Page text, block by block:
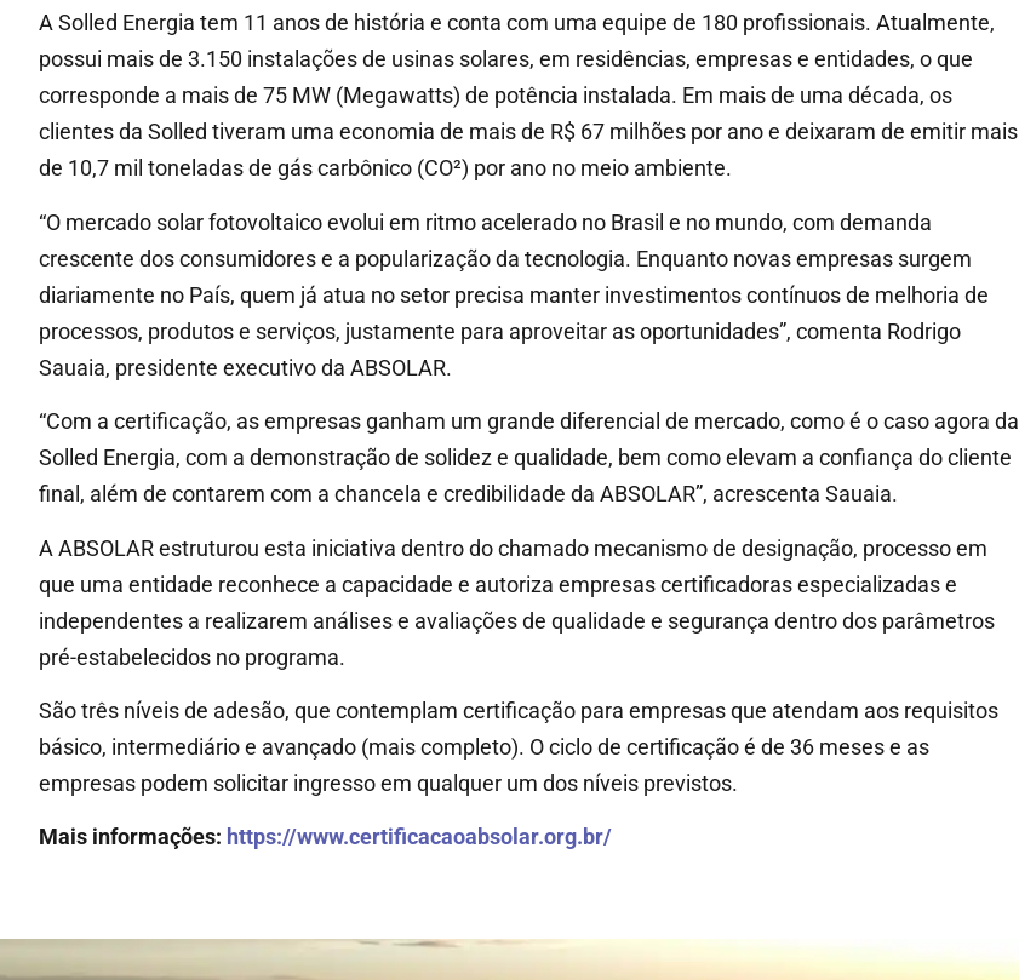
A Solled Energia tem 11 anos de história e conta com uma equipe de 180 profissionais. Atualmente,
possui mais de 3.150 instalações de usinas solares, em residências, empresas e entidades, o que
corresponde a mais de 75 MW (Megawatts) de potência instalada. Em mais de uma década, os
clientes da Solled tiveram uma economia de mais de R$ 67 milhões por ano e deixaram de emitir mais
de 10,7 mil toneladas de gás carbônico (CO²) por ano no meio ambiente.
“O mercado solar fotovoltaico evolui em ritmo acelerado no Brasil e no mundo, com demanda
crescente dos consumidores e a popularização da tecnologia. Enquanto novas empresas surgem
diariamente no País, quem já atua no setor precisa manter investimentos contínuos de melhoria de
processos, produtos e serviços, justamente para aproveitar as oportunidades”, comenta Rodrigo
Sauaia, presidente executivo da ABSOLAR.
“Com a certificação, as empresas ganham um grande diferencial de mercado, como é o caso agora da
Solled Energia, com a demonstração de solidez e qualidade, bem como elevam a confiança do cliente
final, além de contarem com a chancela e credibilidade da ABSOLAR”, acrescenta Sauaia.
A ABSOLAR estruturou esta iniciativa dentro do chamado mecanismo de designação, processo em
que uma entidade reconhece a capacidade e autoriza empresas certificadoras especializadas e
independentes a realizarem análises e avaliações de qualidade e segurança dentro dos parâmetros
pré-estabelecidos no programa.
São três níveis de adesão, que contemplam certificação para empresas que atendam aos requisitos
básico, intermediário e avançado (mais completo). O ciclo de certificação é de 36 meses e as
empresas podem solicitar ingresso em qualquer um dos níveis previstos.
Mais informações: https://www.certificacaoabsolar.org.br/